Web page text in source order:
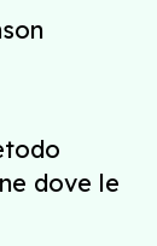
dove le